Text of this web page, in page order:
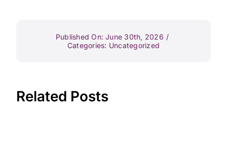
Published On: June 30th, 2026 /
Categories: Uncategorized
Related Posts